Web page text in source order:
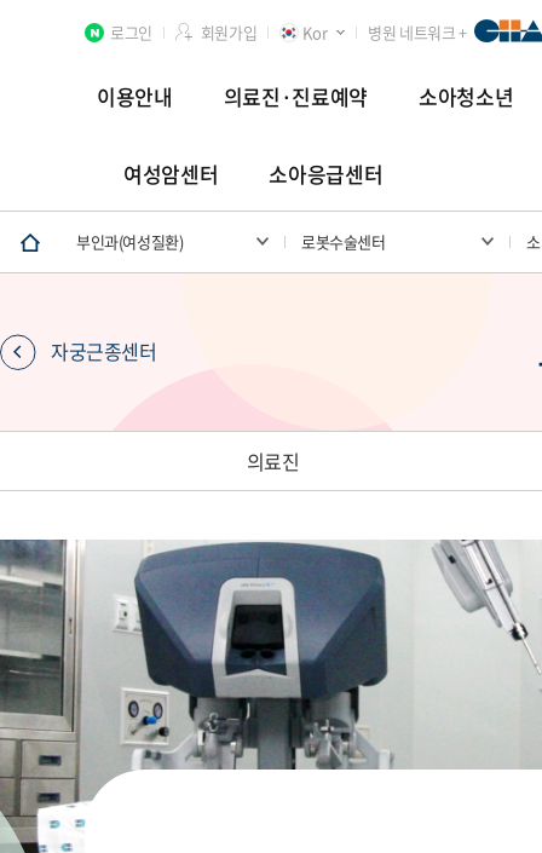
로그인 회원가입 Kor 병원 네트워크 +
이용안내 의료진·진료예약 소아청소년
여성암센터 소아응급센터
장례식장
부인과(여성질환) 로봇수술센터
자궁근종센터
의료진